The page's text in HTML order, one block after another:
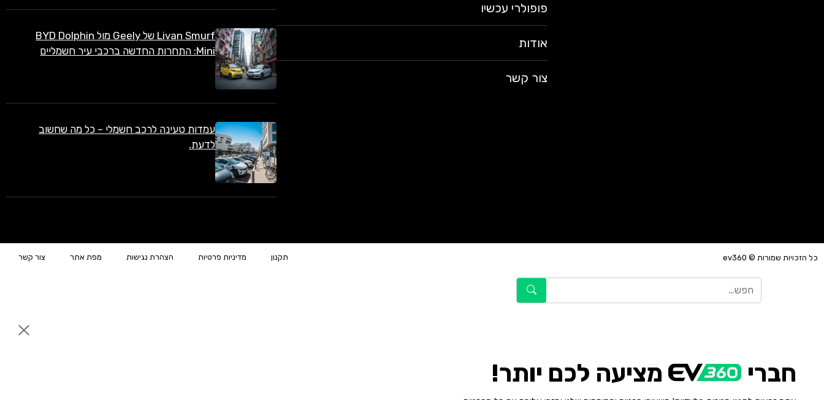
פופולרי עכשיו
אודות
צור קשר
Livan Smurf של Geely מול BYD Dolphin
Mini: התחרות החדשה ברכבי עיר חשמליים
עמדות טעינה לרכב חשמלי – כל מה שחשוב
לדעת.
כל הזכויות שמורות © ev360 תקנון מדיניות פרטיות הצהרת נגישות מפת אתר צור קשר
חברי מציעה לכם יותר!